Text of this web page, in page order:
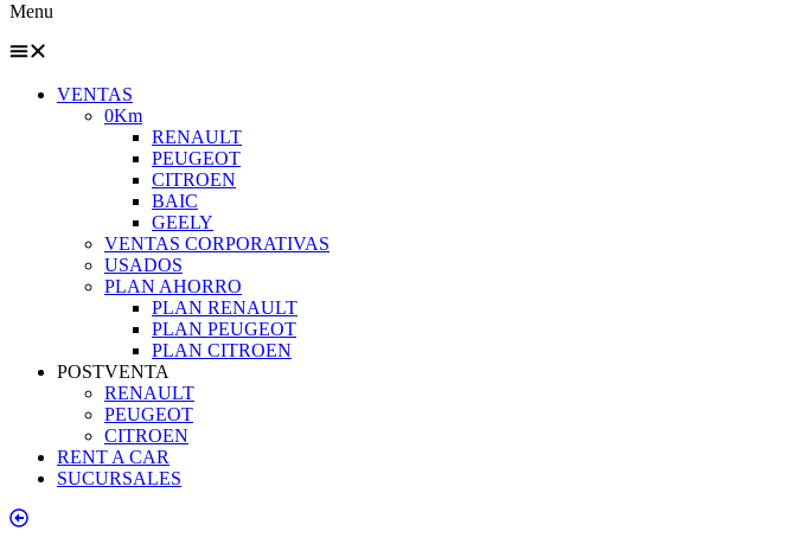
Menu
VENTAS
0Km
RENAULT
PEUGEOT
CITROEN
BAIC
GEELY
VENTAS CORPORATIVAS
USADOS
PLAN AHORRO
PLAN RENAULT
PLAN PEUGEOT
PLAN CITROEN
POSTVENTA
RENAULT
PEUGEOT
CITROEN
RENT A CAR
SUCURSALES